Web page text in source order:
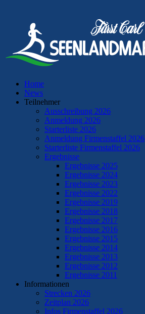
Home
News
Teilnehmer
Ausschreibung 2026
Anmeldung 2026
Starterliste 2026
Anmeldung Firmenstaffel 2026
Starterliste Firmenstaffel 2026
Ergebnisse
Ergebnisse 2025
Ergebnisse 2024
Ergebnisse 2023
Ergebnisse 2022
Ergebnisse 2019
Ergebnisse 2018
Ergebnisse 2017
Ergebnisse 2016
Ergebnisse 2015
Ergebnisse 2014
Ergebnisse 2013
Ergebnisse 2012
Ergebnisse 2011
Informationen
Strecken 2026
Zeitplan 2026
Infos Firmenstaffel 2026